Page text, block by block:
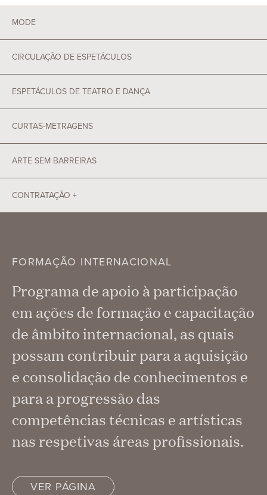
MODE
CIRCULAÇÃO DE ESPETÁCULOS
ESPETÁCULOS DE TEATRO E DANÇA
CURTAS-METRAGENS
ARTE SEM BARREIRAS
CONTRATAÇÃO +
FORMAÇÃO INTERNACIONAL
Programa de apoio à participação
em ações de formação e capacitação
de âmbito internacional, as quais
possam contribuir para a aquisição
e consolidação de conhecimentos e
para a progressão das
competências técnicas e artísticas
nas respetivas áreas profissionais.
VER PÁGINA